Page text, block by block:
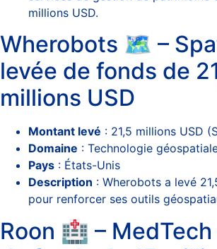
millions USD.
Wherobots 🗺️ –
levée de fonds de
millions USD
Montant levé : 21,5 millions USD
Domaine : Technologie
Pays : États-Unis
Description : Wherobots a levé
pour renforcer ses outils
Roon 🏥 – MedTech